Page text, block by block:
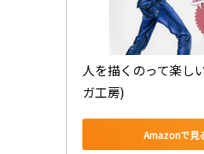
人を描くのって楽し
ガ工房)
Amazonで見